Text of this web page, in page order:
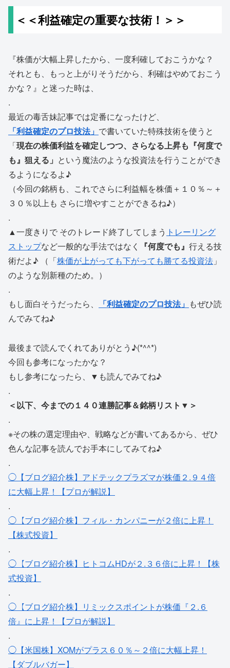
＜＜利益確定の重要な技術！＞＞
『株価が大幅上昇したから、一度利確しておこうかな？
それとも、もっと上がりそうだから、利確はやめておこう
かな？』と迷った時は、
.
最近の毒舌妹記事では定番になったけど、
「利益確定のプロ技法」 で書いていた特殊技術を使うと
「現在の株価利益を確定しつつ、さらなる上昇も『何度で
も』狙える」 という魔法のような投資法を行うことができ
るようになるよ♪
（今回の銘柄も、これでさらに利益幅を株価＋１０％～＋
３０％以上も さらに増やすことができるね♪）
.
▲一度きりで そのトレード終了してしまう トレーリング
ストップなど一般的な手法ではなく 『何度でも』 行える技
術だよ♪ （「株価が上がっても下がっても勝てる投資法 」
のような別新種のため。）
.
もし面白そうだったら、
「利益確定のプロ技法」 もぜひ読
んでみてね♪
最後まで読んでくれてありがとう♪(*^^*)
今回も参考になったかな？
もし参考になったら、▼も読んでみてね♪
.
＜以下、今までの１４０連勝記事＆銘柄リスト▼＞
.
※その株の選定理由や、戦略などが書いてあるから、ぜひ
色んな記事を読んでお手本にしてみてね♪
.
◯【ブログ紹介株】アドテックプラズマが株価２.９４倍
に大幅上昇！【プロが解説】
.
◯【ブログ紹介株】フィル・カンパニーが２倍に上昇！
【株式投資】
.
◯【ブログ紹介株】ヒトコムHDが２.３６倍に上昇！【株
式投資】
.
◯【ブログ紹介株】リミックスポイントが株価『２.６
倍』に上昇！【プロが解説】
.
◯【米国株】XOMがプラス６０％～２倍に大幅上昇！
【ダブルバガー】